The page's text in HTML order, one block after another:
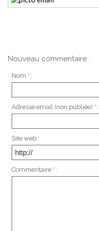
Nouveau commentaire :
Nom * :
Adresse email (non publiée) * :
Site web :
Commentaire * :